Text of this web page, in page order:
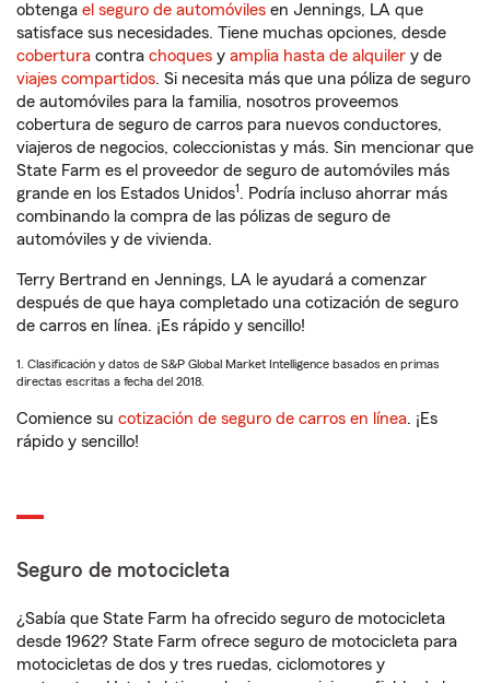
obtenga el seguro de automóviles en Jennings, LA que
satisface sus necesidades. Tiene muchas opciones, desde
cobertura contra choques y amplia hasta de alquiler y de
viajes compartidos. Si necesita más que una póliza de seguro
de automóviles para la familia, nosotros proveemos
cobertura de seguro de carros para nuevos conductores,
viajeros de negocios, coleccionistas y más. Sin mencionar que
State Farm es el proveedor de seguro de automóviles más
grande en los Estados Unidos1. Podría incluso ahorrar más
combinando la compra de las pólizas de seguro de
automóviles y de vivienda.
Terry Bertrand en Jennings, LA le ayudará a comenzar
después de que haya completado una cotización de seguro
de carros en línea. ¡Es rápido y sencillo!
1. Clasificación y datos de S&P Global Market Intelligence basados en primas
directas escritas a fecha del 2018.
Comience su cotización de seguro de carros en línea. ¡Es
rápido y sencillo!
Seguro de motocicleta
¿Sabía que State Farm ha ofrecido seguro de motocicleta
desde 1962? State Farm ofrece seguro de motocicleta para
motocicletas de dos y tres ruedas, ciclomotores y